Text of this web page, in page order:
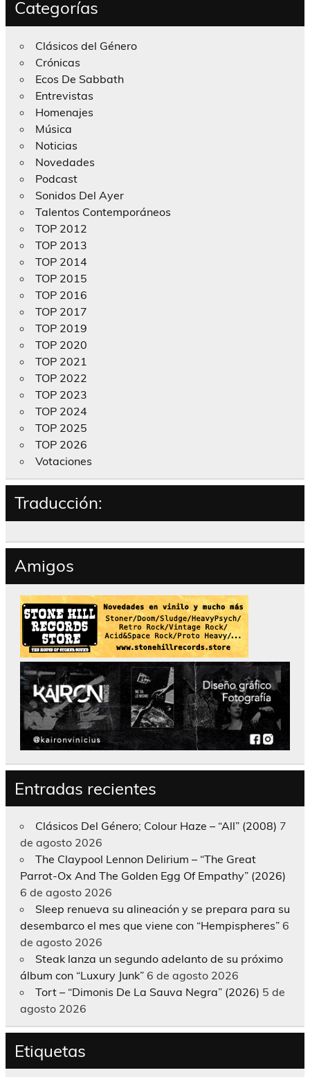
Categorías
Clásicos del Género
Crónicas
Ecos De Sabbath
Entrevistas
Homenajes
Música
Noticias
Novedades
Podcast
Sonidos Del Ayer
Talentos Contemporáneos
TOP 2012
TOP 2013
TOP 2014
TOP 2015
TOP 2016
TOP 2017
TOP 2019
TOP 2020
TOP 2021
TOP 2022
TOP 2023
TOP 2024
TOP 2025
TOP 2026
Votaciones
Traducción:
Amigos
Entradas recientes
Clásicos Del Género; Colour Haze – “All” (2008) 7
de agosto 2026
The Claypool Lennon Delirium – “The Great
Parrot-Ox And The Golden Egg Of Empathy” (2026)
6 de agosto 2026
Sleep renueva su alineación y se prepara para su
desembarco el mes que viene con “Hempispheres” 6
de agosto 2026
Steak lanza un segundo adelanto de su próximo
álbum con “Luxury Junk” 6 de agosto 2026
Tort – “Dimonis De La Sauva Negra” (2026) 5 de
agosto 2026
Etiquetas